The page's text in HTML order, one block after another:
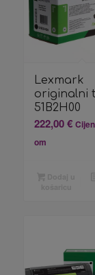
Lexmark
originalni
51B2H00
222,00€
om